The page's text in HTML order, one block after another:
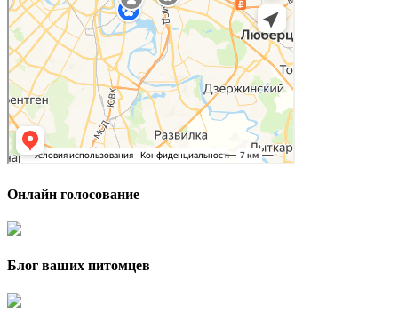
Онлайн голосование
Блог ваших питомцев